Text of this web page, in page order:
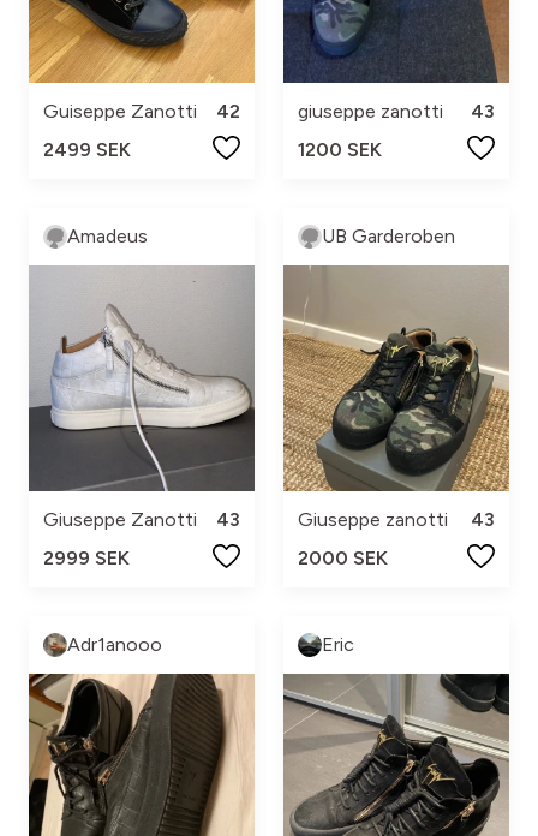
Guiseppe Zanotti
42
2499 SEK
giuseppe zanotti
43
1200 SEK
Amadeus
Giuseppe Zanotti
43
2999 SEK
UB Garderoben
Giuseppe zanotti
43
2000 SEK
Adr1anooo Eric